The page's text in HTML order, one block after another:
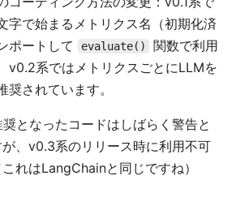
字で始まるメトリクス名（初期化済
ポートして
evaluate()
関数で利用
v0.2系ではメトリクスごとにLLMを
されています。
となったコードはしばらく警告と
、v0.3系のリリース時に利用不可
れはLangChainと同じですね）